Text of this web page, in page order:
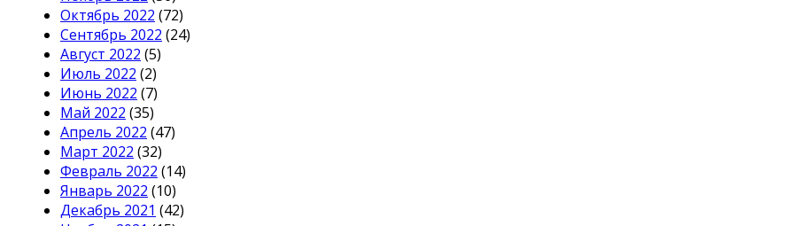
Октябрь 2022 (72)
Сентябрь 2022 (24)
Август 2022 (5)
Июль 2022 (2)
Июнь 2022 (7)
Май 2022 (35)
Апрель 2022 (47)
Март 2022 (32)
Февраль 2022 (14)
Январь 2022 (10)
Декабрь 2021 (42)